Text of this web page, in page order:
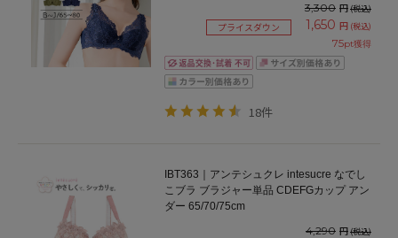
3,300 円(税込)
プライスダウン 1,650 円 (税込)
75pt獲得
18件
IBT363｜アンテシュクレ intesucre なでし
こブラ ブラジャー単品 CDEFGカップ アン
ダー 65/70/75cm
4,290 円(税込)